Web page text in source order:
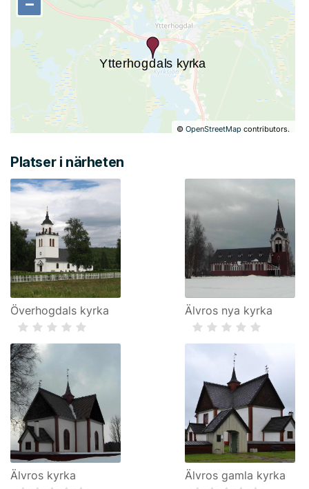
©OpenStreetMap contributors.
Platser i närheten
Överhogdals kyrka Älvros nya kyrka
Älvros kyrka Älvros gamla kyrka